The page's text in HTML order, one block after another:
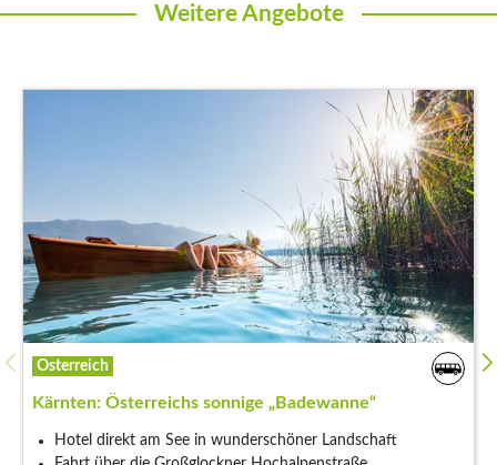
Weitere Angebote
Österreich
Kärnten: Österreichs sonnige „Badewanne“
Hotel direkt am See in wunderschöner Landschaft